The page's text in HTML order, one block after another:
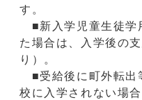
す。
■新入学児童生徒学
た場合は、入学後の
り）。
■受給後に町外転出
校に入学されない場